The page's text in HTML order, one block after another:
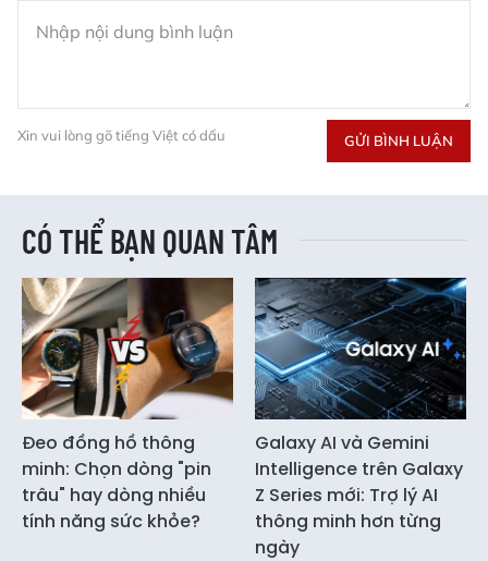
Xin vui lòng gõ tiếng Việt có dấu GỬI BÌNH LUẬN
CÓ THỂ BẠN QUAN TÂM
Đeo đồng hồ thông
minh: Chọn dòng "pin
trâu" hay dòng nhiều
tính năng sức khỏe?
Galaxy AI và Gemini
Intelligence trên Galaxy
Z Series mới: Trợ lý AI
thông minh hơn từng
ngày